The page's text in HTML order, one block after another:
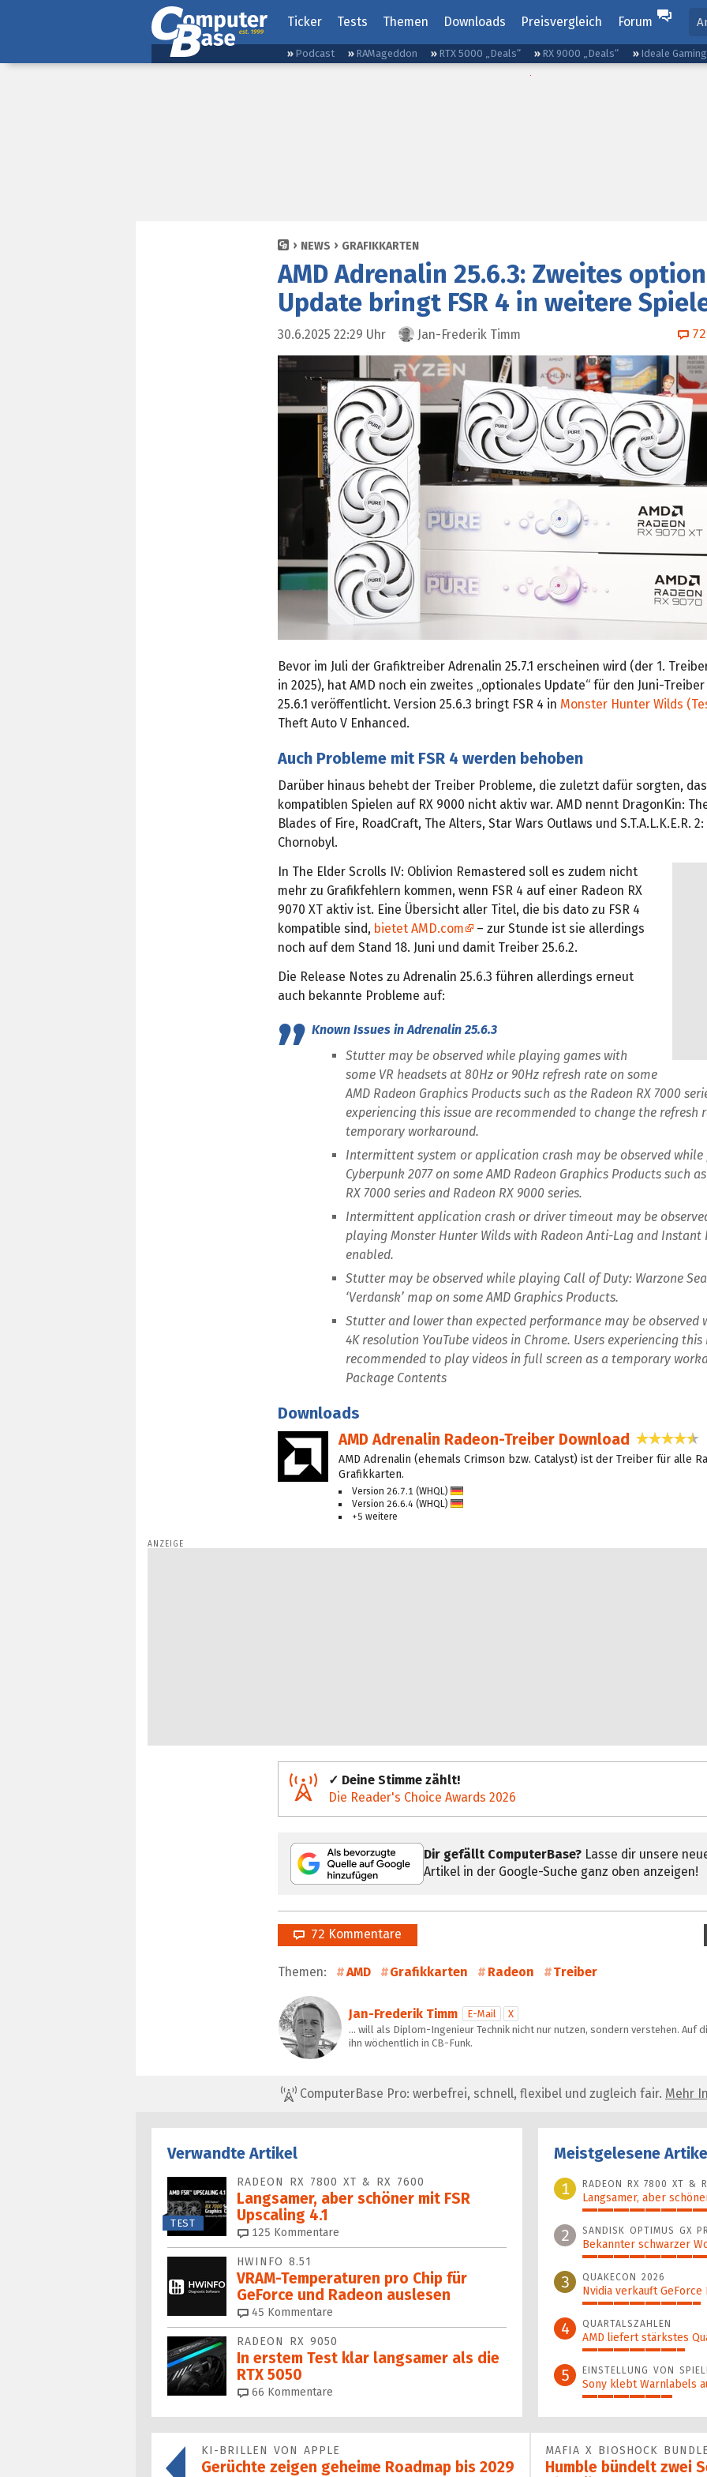
Ticker Tests Themen Downloads Preisvergleich Forum
Podcast RAMageddon RTX 5000 „Deals“ RX 9000 „Deals“ Ideale
NEWS GRAFIKKARTEN
AMD Adrenalin 25.6.3: Zweites
Update bringt FSR 4 in weitere
30.6.2025 22:29 Uhr Jan-Frederik Timm 72
Bevor im Juli der Grafiktreiber Adrenalin 25.7.1 erscheinen wird (der 1.
in 2025), hat AMD noch ein zweites „optionales Update“ für den Juni-
25.6.1 veröffentlicht. Version 25.6.3 bringt FSR 4 in Monster Hunter Wilds
Theft Auto V Enhanced.
Auch Probleme mit FSR 4 werden behoben
Darüber hinaus behebt der Treiber Probleme, die zuletzt dafür sorgten,
kompatiblen Spielen auf RX 9000 nicht aktiv war. AMD nennt DragonKin:
Blades of Fire, RoadCraft, The Alters, Star Wars Outlaws und S.T.A.L.K.E.R.
Chornobyl.
In The Elder Scrolls IV: Oblivion Remastered soll es zudem nicht
mehr zu Grafikfehlern kommen, wenn FSR 4 auf einer Radeon RX
9070 XT aktiv ist. Eine Übersicht aller Titel, die bis dato zu FSR 4
kompatible sind, bietet AMD.com
– zur Stunde ist sie allerdings
noch auf dem Stand 18. Juni und damit Treiber 25.6.2.
Die Release Notes zu Adrenalin 25.6.3 führen allerdings erneut
auch bekannte Probleme auf:
Known Issues in Adrenalin 25.6.3
Stutter may be observed while playing games with
some VR headsets at 80Hz or 90Hz refresh rate on some
AMD Radeon Graphics Products such as the Radeon RX 7000
experiencing this issue are recommended to change the refresh
temporary workaround.
Intermittent system or application crash may be observed
Cyberpunk 2077 on some AMD Radeon Graphics Products such
RX 7000 series and Radeon RX 9000 series.
Intermittent application crash or driver timeout may be
playing Monster Hunter Wilds with Radeon Anti-Lag and Instant
enabled.
Stutter may be observed while playing Call of Duty: Warzone
‘Verdansk’ map on some AMD Graphics Products.
Stutter and lower than expected performance may be observed
4K resolution YouTube videos in Chrome. Users experiencing this
recommended to play videos in full screen as a temporary
Package Contents
Downloads
AMD Adrenalin Radeon-Treiber Download
AMD Adrenalin (ehemals Crimson bzw. Catalyst) ist der Treiber für alle
Grafikkarten.
Version 26.7.1 (WHQL)
eu
Version 26.6.4 (WHQL)
+5 weitere
✓ Deine Stimme zählt!
Die Reader's Choice Awards 2026
Dir gefällt ComputerBase? Lasse dir unsere
Artikel in der Google-Suche ganz oben anzeigen!
72 Kommentare
Themen: AMD Grafikkarten Radeon Treiber
Jan-Frederik Timm E-Mail
X
… will als Diplom-Ingenieur Technik nicht nur nutzen, sondern verstehen. Auf
ihn wöchentlich in CB-Funk.
ComputerBase Pro: werbefrei, schnell, flexibel und zugleich fair. Mehr
Verwandte Artikel
TEST
RADEON RX 7800 XT & RX 7600
Langsamer, aber schöner mit FSR
Upscaling 4.1
125 Kommentare
HWINFO 8.51
VRAM-Temperaturen pro Chip für
GeForce und Radeon auslesen
45 Kommentare
RADEON RX 9050
In erstem Test klar langsamer als die
RTX 5050
66 Kommentare
Meistgelesene
1
RADEON RX 7800 XT &
Langsamer, aber
100%
2 SANDISK OPTIMUS GX
Bekannter schwarzer
44%
3 QUAKECON 2026
Nvidia verkauft GeForce
38%
4 QUARTALSZAHLEN
AMD liefert stärkstes
33%
5 EINSTELLUNG VON
Sony klebt Warnlabels
29%
KI-BRILLEN VON APPLE
Gerüchte zeigen geheime Roadmap bis 2029
MAFIA X BIOSHOCK BUNDLE
Humble bündelt zwei